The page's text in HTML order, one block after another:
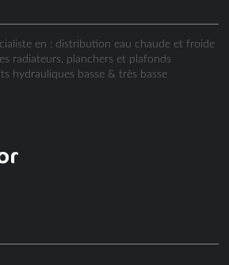
en : distribution eau chaude et froide
radiateurs, planchers et plafonds
hydrauliques basse & très basse